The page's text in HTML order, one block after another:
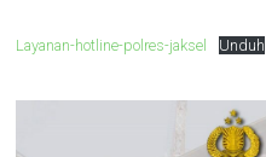
Layanan-hotline-polres-jaksel Unduh